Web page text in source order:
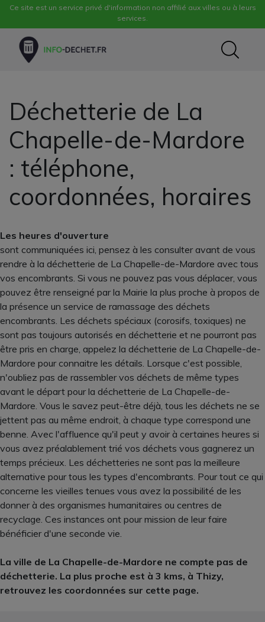
Ce site est un service privé d'information non affilié aux villes ou à leurs
services.
Déchetterie de La
Chapelle-de-Mardore
: téléphone,
coordonnées, horaires
Les heures d'ouverture
sont communiquées ici, pensez à les consulter avant de vous
rendre à la déchetterie de La Chapelle-de-Mardore avec tous
vos encombrants. Si vous ne pouvez pas vous déplacer, vous
pouvez être renseigné par la Mairie la plus proche à propos de
la présence un service de ramassage des déchets
encombrants. Les déchets spéciaux (corosifs, toxiques) ne
sont pas toujours autorisés en déchetterie et ne pourront pas
être pris en charge, appelez la déchetterie de La Chapelle-de-
Mardore pour connaitre les détails. Lorsque c'est possible,
n'oubliez pas de rassembler vos déchets de même types
avant le départ pour la déchetterie de La Chapelle-de-
Mardore. Vous le savez peut-être déjà, tous les déchets ne se
jettent pas au même endroit, à chaque type correspond une
benne. Avec l'affluence qu'il peut y avoir à certaines heures si
vous avez préalablement trié vos déchets vous gagnerez un
temps précieux. Les déchetteries ne sont pas la meilleure
alternative pour tous les types d'encombrants. Pour tout ce qui
concerne les vieilles tenues vous avez la possibilité de les
donner à des organismes humanitaires ou centres de
recyclage. Ces instances ont pour mission de leur faire
bénéficier d'une seconde vie.
La ville de La Chapelle-de-Mardore ne compte pas de
déchetterie. La plus proche est à 3 kms, à Thizy,
retrouvez les coordonnées sur cette page.